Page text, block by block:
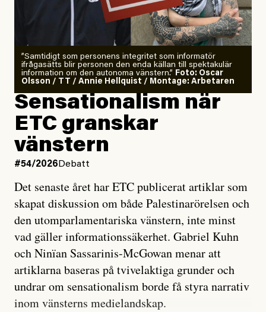
”Samtidigt som personens integritet som informatör
ifrågasätts blir personen den enda källan till spektakulär
information om den autonoma vänstern.” Foto: Oscar
Olsson / TT / Annie Hellquist / Montage: Arbetaren
Sensationalism när
ETC granskar
vänstern
#54/2026 Debatt
Det senaste året har ETC publicerat artiklar som
skapat diskussion om både Palestinarörelsen och
den utomparlamentariska vänstern, inte minst
vad gäller informationssäkerhet. Gabriel Kuhn
och Ninïan Sassarinis-McGowan menar att
artiklarna baseras på tvivelaktiga grunder och
undrar om sensationalism borde få styra narrativ
inom vänsterns medielandskap.